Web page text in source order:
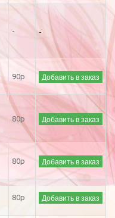
- -
90р Добавить в заказ
80р Добавить в заказ
80р Добавить в заказ
80р Добавить в заказ